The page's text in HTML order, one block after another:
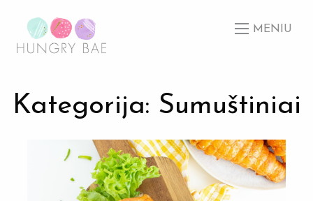
MENIU
Kategorija: Sumuštiniai